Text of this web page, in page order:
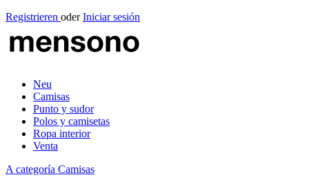
Registrieren oder Iniciar sesión
Neu
Camisas
Punto y sudor
Polos y camisetas
Ropa interior
Venta
A categoría Camisas